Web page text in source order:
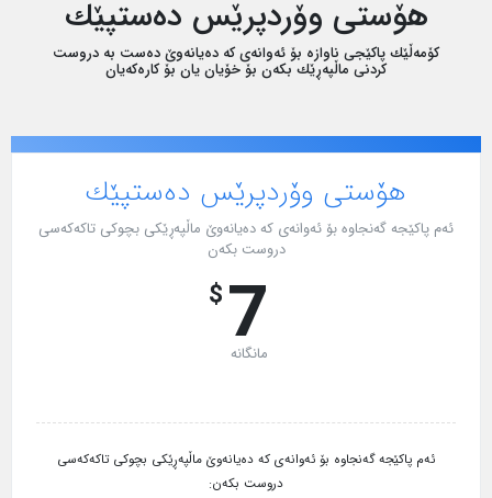
هۆستی وۆردپرێس دەستپێك
کۆمەڵێك پاکێجی ناوازە بۆ ئەوانەی کە دەیانەوێ دەست بە دروست
کردنی ماڵپەڕێك بکەن بۆ خۆیان یان بۆ کارەکەیان
هۆستی وۆردپرێس دەستپێك
ئەم پاکێجە گەنجاوە بۆ ئەوانەی کە دەیانەوێ ماڵپەڕێکی بچوکی تاکەکەسی
دروست بکەن
$7
مانگانە
ئەم پاکێجە گەنجاوە بۆ ئەوانەی کە دەیانەوێ ماڵپەڕێکی بچوکی تاکەکەسی
دروست بکەن: